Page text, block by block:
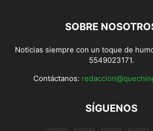
SOBRE
Noticias siempre con un toque de
5549023171.
Contáctanos:
SÍGUENOS